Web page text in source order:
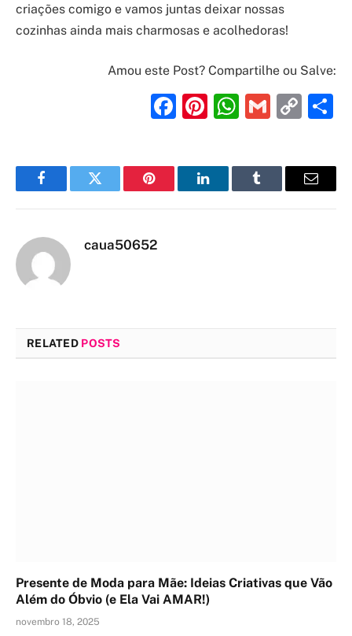
criações comigo e vamos juntas deixar nossas
cozinhas ainda mais charmosas e acolhedoras!
Amou este Post? Compartilhe ou Salve:
Facebook
PinterestGmail
FacebookTwitter Pinterest LinkedInTumblr Email
caua50652
RELATED POSTS
Presente de Moda para Mãe: Ideias Criativas que Vão
Além do Óbvio (e Ela Vai AMAR!)
novembro 18, 2025